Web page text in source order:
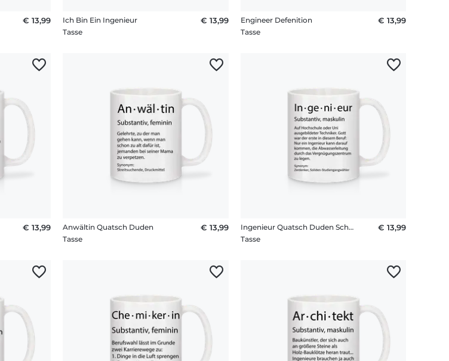
€ 13,99
Ich Bin Ein Ingenieur
Tasse
€ 13,99
Engineer Defenition
Tasse
€ 13,99
€ 13,99
Anwältin Quatsch Duden
Tasse
€ 13,99
Ingenieur Quatsch Duden Schmal
Tasse
€ 13,99